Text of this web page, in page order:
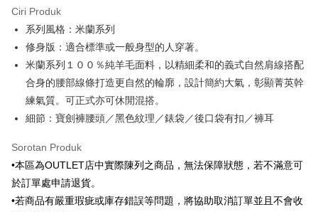
Taiwan Cooperative Bank
Hua Nan Commercial
Bank
Bank
The Shanghai
Commercial & Savings
Bank
Bank Komersial Taipei
Fubon
Bank Cathay United
Mega International
Commercial Bank
HSBC Bank (Taiwan)
Limited
Hwatai Bank
Union Bank of Taiwan
Far Eastern International
6 ansuran pada kadar faedah 0,
ansuran
Taiwan Cooperative Bank
Bank Komersial Pertama
Hua Nan Commercial Bank
Chang Hwa Commercial Bank
The Shanghai Commercial &
Savings Bank
Bank Komersial Taipei Fubon
Bank Cathay United
Mega International Commercial
Taiwan Business Bank
HSBC Bank (Taiwan) Limited
Hwatai Bank
Far Eastern International Bank
Yuanta Commercial Bank
Bank Komersial E.SUN
DBS Bank
LINE Pay
Apple Pay
Google Pay
Pemindahan ATM
Ciri Produk
系列風格：米蘭系列
修身版：適合標準或一般身型的人穿著。
米蘭系列１００％純羊毛面料，以精細柔和的義式自然肩線搭配
合身的腰部線條打造更自然的輪廓，設計簡約大氣，彰顯菁英幹
練氣質。可正式亦可休閒混搭。
細節：寶劍褲腰頭／黑色紋理／錶袋／後口袋有扣／褲耳
Sorotan Produk
•本區為OUTLET店中實際陳列之商品，無法保障狀態，若不滿意可
於訂單處申請退貨。
•若商品有嚴重瑕疵或庫存錯誤等問題，將協助取消訂單並且不會收